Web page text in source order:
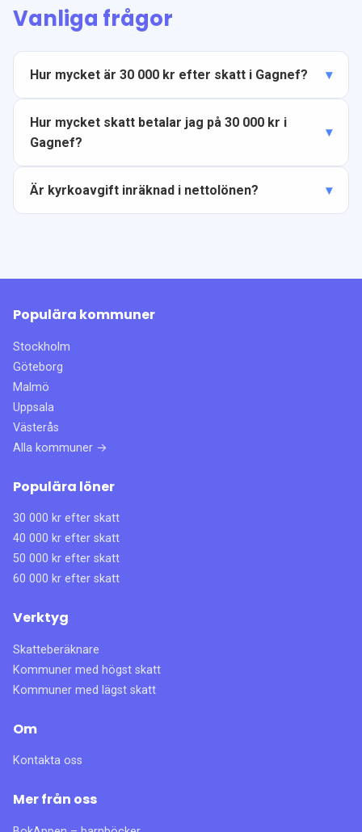
Vanliga frågor
Hur mycket är 30 000 kr efter skatt i Gagnef?
Hur mycket skatt betalar jag på 30 000 kr i
Gagnef?
Är kyrkoavgift inräknad i nettolönen?
Populära kommuner
Stockholm
Göteborg
Malmö
Uppsala
Västerås
Alla kommuner →
Populära löner
30 000 kr efter skatt
40 000 kr efter skatt
50 000 kr efter skatt
60 000 kr efter skatt
Verktyg
Skatteberäknare
Kommuner med högst skatt
Kommuner med lägst skatt
Om
Kontakta oss
Mer från oss